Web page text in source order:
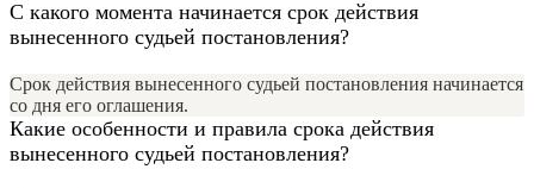
С какого момента начинается срок действия
вынесенного судьей постановления?
Срок действия вынесенного судьей постановления начинается
со дня его оглашения.
Какие особенности и правила срока действия
вынесенного судьей постановления?